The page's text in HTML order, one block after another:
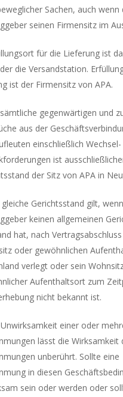
Sachen, auch wenn
seinen Firmensitz im
für die Lieferung ist
die Versandstation.
ist der Firmensitz von APA.
gegenwärtigen und
aus der
einschließlich Wechsel-
ist
der Sitz von APA in
gleiche Gerichtsstand gilt,
keinen allgemeinen
hat, nach
oder gewöhnlichen
verlegt oder sein
Aufenthaltsort zum
nicht bekannt ist.
einer oder
lässt die Wirksamkeit
unberührt. Sollte eine
in diesen
sein oder werden oder